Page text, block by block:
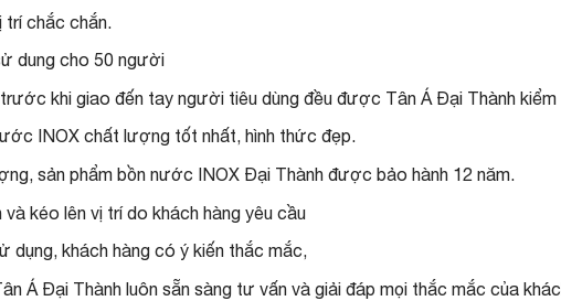
trí chắc chắn.
dung cho 50 người
khi giao đến tay người tiêu dùng đều được Tân Á Đại Thành
INOX chất lượng tốt nhất, hình thức đẹp.
sản phẩm bồn nước INOX Đại Thành được bảo hành 12 năm.
và kéo lên vị trí do khách hàng yêu cầu
dụng, khách hàng có ý kiến thắc mắc,
Á Đại Thành luôn sẵn sàng tư vấn và giải đáp mọi thắc mắc của